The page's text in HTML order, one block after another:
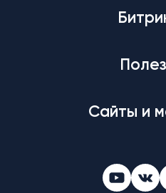
Сайты и